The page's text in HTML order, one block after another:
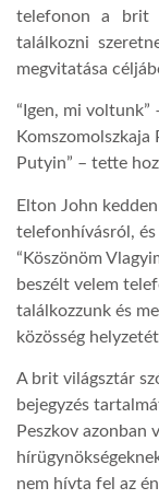
telefonon a brit
találkozni
megvitatása
“Igen, mi voltunk”
Putyin” – tette
Elton John
telefonhívásról,
“Köszönöm
beszélt velem
találkozzunk és
közösség
A brit világsztár
bejegyzés
Peszkov azonban
nem hívta fel az